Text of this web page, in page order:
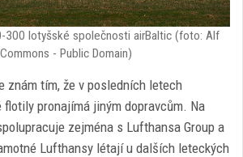
300 lotyšské společnosti airBaltic (foto: Alf
- Public Domain)
znám tím, že v posledních letech
flotily pronajímá jiným dopravcům. Na
zejména s Lufthansa Group a
Lufthansy létají u dalších leteckých